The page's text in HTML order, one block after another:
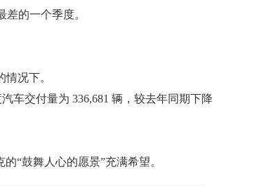
的一个季度。
况下。
交付量为 336,681 辆，较去年同期下降
“鼓舞人心的愿景”充满希望。